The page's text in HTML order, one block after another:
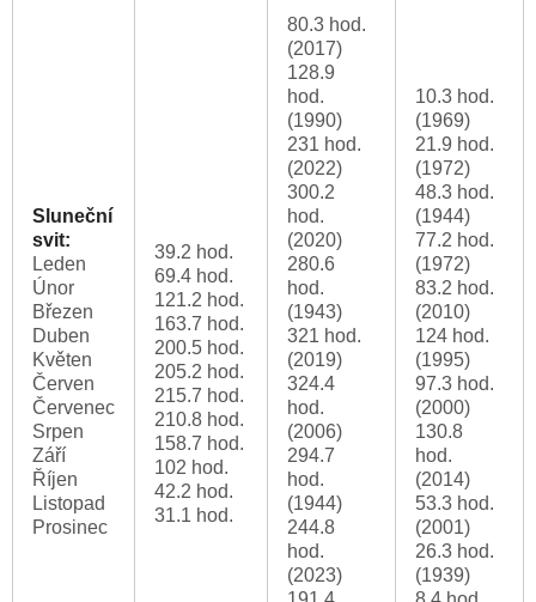
Sluneční
svit:
Leden
Únor
Březen
Duben
Květen
Červen
Červenec
Srpen
Září
Říjen
Listopad
Prosinec
39.2 hod.
69.4 hod.
121.2 hod.
163.7 hod.
200.5 hod.
205.2 hod.
215.7 hod.
210.8 hod.
158.7 hod.
102 hod.
42.2 hod.
31.1 hod.
80.3 hod.
(2017)
128.9
hod.
(1990)
231 hod.
(2022)
300.2
hod.
(2020)
280.6
hod.
(1943)
321 hod.
(2019)
324.4
hod.
(2006)
294.7
hod.
(1944)
244.8
hod.
(2023)
10.3 hod.
(1969)
21.9 hod.
(1972)
48.3 hod.
(1944)
77.2 hod.
(1972)
83.2 hod.
(2010)
124 hod.
(1995)
97.3 hod.
(2000)
130.8
hod.
(2014)
53.3 hod.
(2001)
26.3 hod.
(1939)